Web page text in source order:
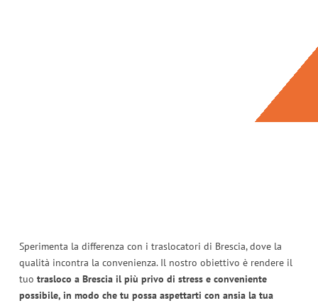
Sperimenta la differenza con i traslocatori di Brescia, dove la
qualità incontra la convenienza. Il nostro obiettivo è rendere il
tuo trasloco a Brescia il più privo di stress e conveniente
possibile, in modo che tu possa aspettarti con ansia la tua